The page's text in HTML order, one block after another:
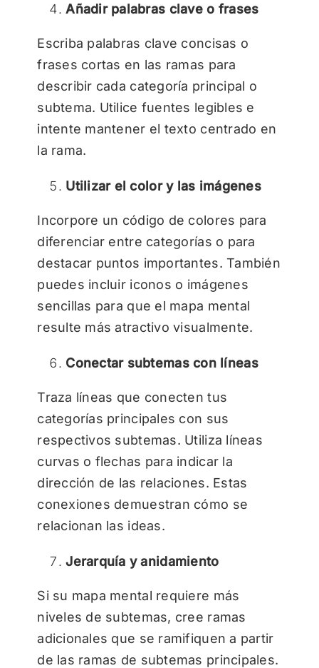
Añadir palabras clave o frases
Escriba palabras clave concisas o
frases cortas en las ramas para
describir cada categoría principal o
subtema. Utilice fuentes legibles e
intente mantener el texto centrado en
la rama.
Utilizar el color y las imágenes
Incorpore un código de colores para
diferenciar entre categorías o para
destacar puntos importantes. También
puedes incluir iconos o imágenes
sencillas para que el mapa mental
resulte más atractivo visualmente.
Conectar subtemas con líneas
Traza líneas que conecten tus
categorías principales con sus
respectivos subtemas. Utiliza líneas
curvas o flechas para indicar la
dirección de las relaciones. Estas
conexiones demuestran cómo se
relacionan las ideas.
Jerarquía y anidamiento
Si su mapa mental requiere más
niveles de subtemas, cree ramas
adicionales que se ramifiquen a partir
de las ramas de subtemas principales.